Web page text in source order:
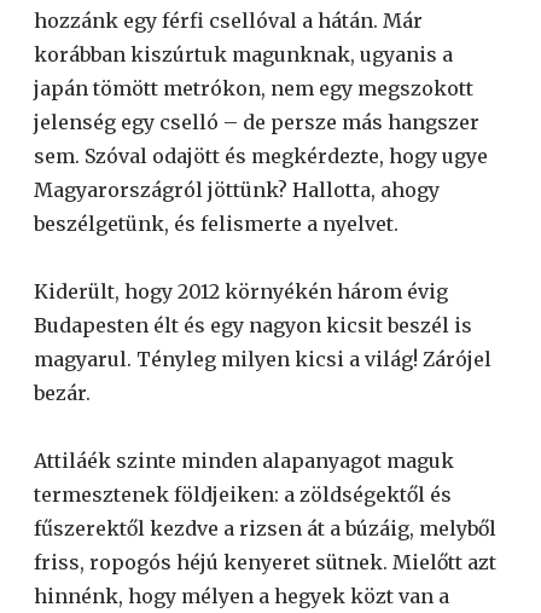
hozzánk egy férfi csellóval a hátán. Már
korábban kiszúrtuk magunknak, ugyanis a
japán tömött metrókon, nem egy megszokott
jelenség egy cselló – de persze más hangszer
sem. Szóval odajött és megkérdezte, hogy ugye
Magyarországról jöttünk? Hallotta, ahogy
beszélgetünk, és felismerte a nyelvet.
Kiderült, hogy 2012 környékén három évig
Budapesten élt és egy nagyon kicsit beszél is
magyarul. Tényleg milyen kicsi a világ! Zárójel
bezár.
Attiláék szinte minden alapanyagot maguk
termesztenek földjeiken: a zöldségektől és
fűszerektől kezdve a rizsen át a búzáig, melyből
friss, ropogós héjú kenyeret sütnek. Mielőtt azt
hinnénk, hogy mélyen a hegyek közt van a